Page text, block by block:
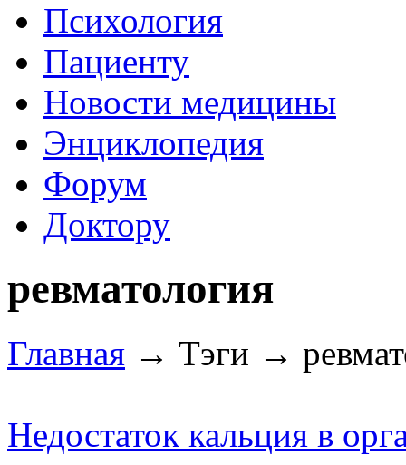
Психология
Пациенту
Новости медицины
Энциклопедия
Форум
Доктору
ревматология
Главная → Тэги →
Недостаток кальция в